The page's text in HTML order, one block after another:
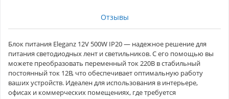
Отзывы
Блок питания Eleganz 12V 500W IP20 — надежное решение для
питания светодиодных лент и светильников. С его помощью вы
можете преобразовать переменный ток 220В в стабильный
постоянный ток 12В, что обеспечивает оптимальную работу
ваших устройств. Идеален для использования в интерьере,
офисах и коммерческих помещениях, где требуется